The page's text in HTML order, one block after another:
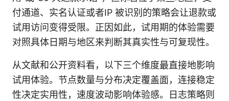
付通道、实名认证或者IP 被识别的策略会让退款或
试用访问变得受限。正因如此，试用期的体验需要
对照具体日期与地区来判断其真实性与可复现性。
从文献和公开资料看，以下三个维度最直接地影响
试用体验。节点数量与分布决定覆盖面，连接稳定
性决定实用性，速度波动影响体验感。日志策略则